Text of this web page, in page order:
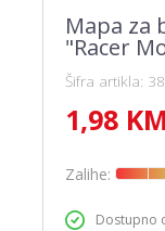
Mapa za
"Racer
Šifra artikla:
1,98 KM
Zalihe:
Dostupno